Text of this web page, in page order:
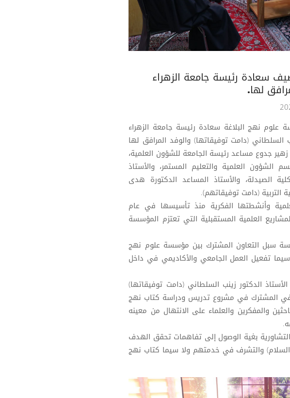
سعادة رئيسة جامعة الزهراء
لها.
نهج البلاغة سعادة رئيسة جامعة الزهراء
السلطاني (دامت توفيقاتها) والوفد المرافق لها
جدوع مساعد رئيسة الجامعة للشؤون العلمية،
الشؤون العلمية والتعليم المستمر، والأستاذ
الصيدلة، والأستاذ المساعد الدكتورة هدى
(دامت توفيقاتهم).
وأنشطتها الفكرية منذ تأسيسها في عام
العلمية المستقبلية التي تعتزم المؤسسة
سبل التعاون المشترك بين مؤسسة علوم نهج
تفعيل العمل الجامعي والأكاديمي في داخل
الدكتور زينب السلطاني (دامت توفيقاتها)
المشترك في مشروع تدريس ودراسة كتاب نهج
والمفكرين والعلماء على الانتهال من معينه
بغية الوصول إلى تفاهمات تحقق الهدف
والتشرف في خدمتهم ولا سيما كتاب نهج